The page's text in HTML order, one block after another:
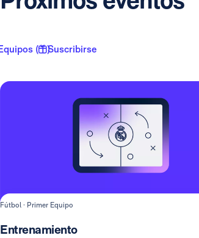
( 1 )Suscribirse
Fútbol · Primer Equipo
Entrenamiento